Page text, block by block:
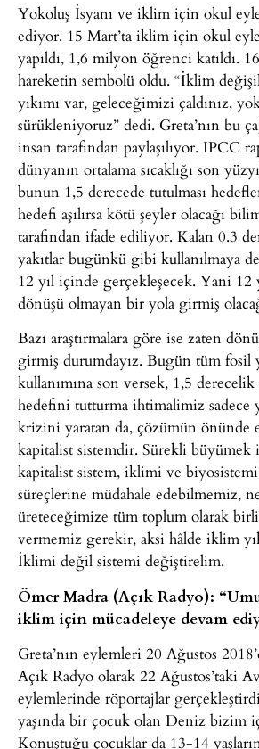
Yokoluş İsyanı ve iklim için okul
ediyor. 15 Mart’ta iklim için okul
yapıldı, 1,6 milyon öğrenci katıldı.
hareketin sembolü oldu. “İklim
yıkımı var, geleceğimizi çaldınız,
sürükleniyoruz” dedi. Greta’nın bu
insan tarafından paylaşılıyor. IPCC
dünyanın ortalama sıcaklığı son
bunun 1,5 derecede tutulması
hedefi aşılırsa kötü şeyler olacağı
tarafından ifade ediliyor. Kalan 0.3
yakıtlar bugünkü gibi kullanılmaya
12 yıl içinde gerçekleşecek. Yani 12
dönüşü olmayan bir yola girmiş
Bazı araştırmalara göre ise zaten
girmiş durumdayız. Bugün tüm fosil
kullanımına son versek, 1,5 derecelik
hedefini tutturma ihtimalimiz sadece
krizini yaratan da, çözümün önünde
kapitalist sistemdir. Sürekli büyümek
kapitalist sistem, iklimi ve
süreçlerine müdahale edebilmemiz,
üreteceğimize tüm toplum olarak
vermemiz gerekir, aksi hâlde iklim
İklimi değil sistemi değiştirelim.
Ömer Madra (Açık Radyo):
iklim için mücadeleye devam
Greta’nın eylemleri 20 Ağustos
Açık Radyo olarak 22 Ağustos’taki
eylemlerinde röportajlar
yaşında bir çocuk olan Deniz bizim
Konuştuğu çocuklar da 13-14